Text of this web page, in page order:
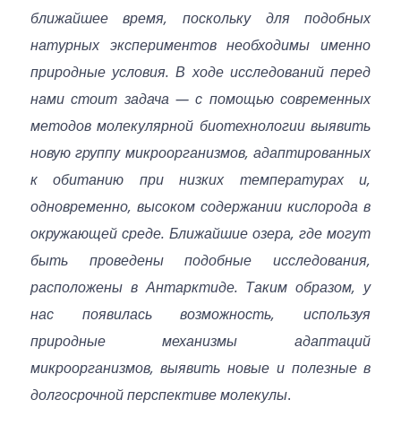
ближайшее время, поскольку для подобных
натурных экспериментов необходимы именно
природные условия. В ходе исследований перед
нами стоит задача — с помощью современных
методов молекулярной биотехнологии выявить
новую группу микроорганизмов, адаптированных
к обитанию при низких температурах и,
одновременно, высоком содержании кислорода в
окружающей среде. Ближайшие озера, где могут
быть проведены подобные исследования,
расположены в Антарктиде. Таким образом, у
нас появилась возможность, используя
природные механизмы адаптаций
микроорганизмов, выявить новые и полезные в
долгосрочной перспективе молекулы.